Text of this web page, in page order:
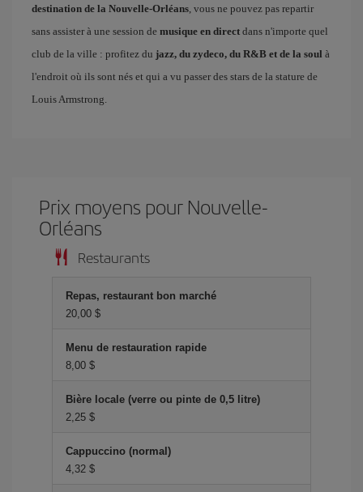
destination de la Nouvelle-Orléans , vous ne pouvez pas repartir
sans assister à une session de musique en direct dans n'importe quel
club de la ville : profitez du jazz, du zydeco, du R&B et de la soul à
l'endroit où ils sont nés et qui a vu passer des stars de la stature de
Louis Armstrong.
Prix ​​moyens pour Nouvelle-
Orléans
Restaurants
Repas, restaurant bon marché
20,00 $
Menu de restauration rapide
8,00 $
Bière locale (verre ou pinte de 0,5 litre)
2,25 $
Cappuccino (normal)
4,32 $